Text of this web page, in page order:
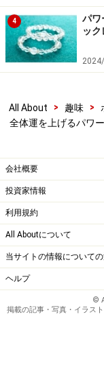
4
パワ
ック
All About > 趣味 >
全体運を上げるパワ
会社概要
投資家情報
利用規約
All Aboutについて
当サイトの情報について
ヘルプ
©
掲載の記事・写真・イラス